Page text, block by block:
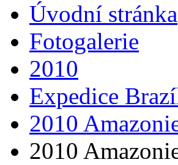
Úvodní stránka
Fotogalerie
2010
Expedice
2010
2010